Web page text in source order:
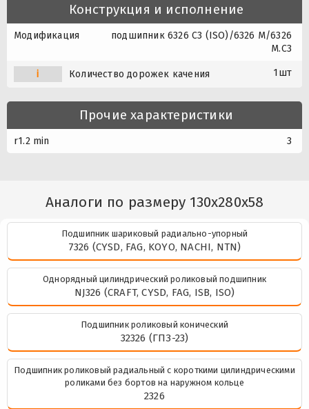
Конструкция и исполнение
Модификация
подшипник 6326 C3 (ISO)/6326 M/6326
M.C3
i Количество дорожек качения 1шт
Прочие характеристики
r1.2 min 3
Аналоги по размеру 130x280x58
Подшипник шариковый радиально-упорный
7326 (CYSD, FAG, KOYO, NACHI, NTN)
Однорядный цилиндрический роликовый подшипник
NJ326 (CRAFT, CYSD, FAG, ISB, ISO)
Подшипник роликовый конический
32326 (ГПЗ-23)
Подшипник роликовый радиальный с короткими цилиндрическими
роликами без бортов на наружном кольце
2326